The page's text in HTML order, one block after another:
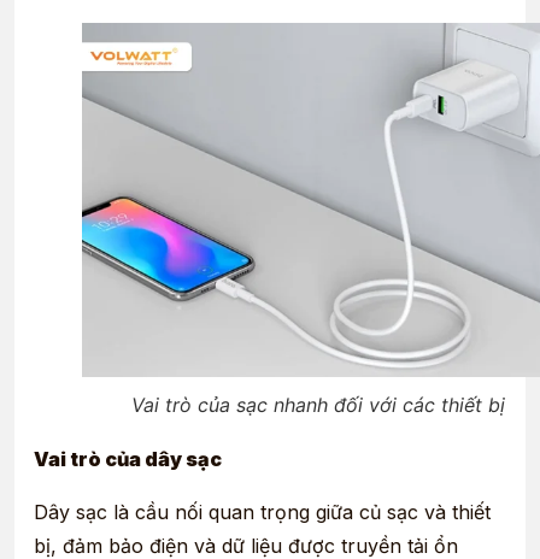
Vai trò của sạc nhanh đối với các thiết bị
Vai trò của dây sạc
Dây sạc là cầu nối quan trọng giữa củ sạc và thiết
bị, đảm bảo điện và dữ liệu được truyền tải ổn